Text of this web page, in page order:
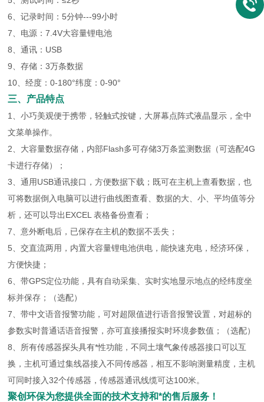
6、记录时间：5分钟---99小时
7、电源：7.4V大容量锂电池
8、通讯：USB
9、存储：3万条数据
10、经度：0-180°纬度：0-90°
三、产品特点
1、小巧美观便于携带，轻触式按键，大屏幕点阵式液晶显示，全中
文菜单操作。
2、大容量数据存储，内部Flash多可存储3万条监测数据（可选配4G
卡进行存储）；
3、通用USB通讯接口，方便数据下载；既可在主机上查看数据，也
可将数据倒入电脑可以进行曲线图查看、数据的大、小、平均值等分
析，还可以导出EXCEL 表格备份查看；
7、意外断电后，已保存在主机的数据不丢失；
5、交直流两用，内置大容量锂电池供电，能快速充电，经济环保，
方便快捷；
6、带GPS定位功能，具有自动采集、实时实地显示地点的经纬度坐
标并保存；（选配）
7、带中文语音报警功能，可对超限值进行语音报警设置，对超标的
参数实时普通话语音报警，亦可直接播报实时环境参数值；（选配）
8、所有传感器探头具有*性功能，不同土壤气象传感器接口可以互
换，主机可通过集线器接入不同传感器，相互不影响测量精度，主机
可同时接入32个传感器，传感器通讯线缆可达100米。
聚创环保为您提供全面的技术支持和*的售后服务！